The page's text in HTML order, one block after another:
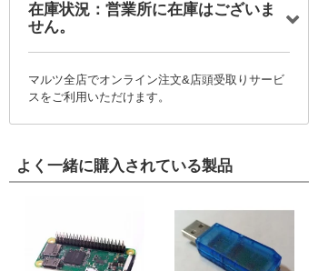
在庫状況：営業所に在庫はございま
せん。
マルツ全店でオンライン注文&店頭受取りサービ
スをご利用いただけます。
よく一緒に購入されている製品